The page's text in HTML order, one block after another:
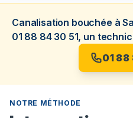
Canalisation bouchée à
01 88 84 30 51, un
01 88
NOTRE MÉTHODE